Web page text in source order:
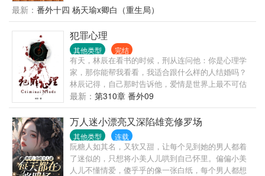
勿带脑子，主打一个爽文，愉快恋爱，双向奔赴，甜
宠。前期有轻虐身，不虐心。全程甜宠～这是什么人
间疾苦！林默欲哭无泪，刚刚升任大区总监的他在庆
功宴上就被电晕，醒过来竟然在皇帝苏景皓的榻上！
成了皇帝的暗卫！差点就成了男宠！“我不要做男
宠。”“好，升暗卫统领。”“我要出任务。”“好，不许受
伤。”见过皇帝保护暗卫的吗！那要暗卫做什么！职业
自尊心稀碎——“北国叛乱，我要做将军。”“好，许你
千军万马，但要为朕完璧而归。”一边罚一边心疼落泪
完成，可以回现代世界升官发财娶老婆了。凌漠：他
为我掉这么多泪，我还他一生一世——
最新： 番外十四 杨天瑜x卿白（重生局）
犯罪心理
其他类型 完结
有天，林辰在看书的时候，刑从连问他：你是心理学
家，那你能帮我看看，我适合跟什么样的人结婚吗？
林辰记得，自己那时告诉他，爱情是世界上最不可估
量的东西，就算是心理学家也无法预测，因为人与人
的相爱过程中充满了无数变量。刑从连又问，什么是
变量？林辰那时想，变量就是，我以为你只是个普通
的警察，最喜欢在大排档开一瓶啤酒吃小龙虾，却不
知道，你原来是……；又或者说，变量是，我不知道
我会爱上你，也不知道，你何时会爱上我。
最新： 第310章 番外09
万人迷小漂亮又深陷雄竞修罗场
其他类型 连载
阮糖人如其名，又软又甜，让每个见到她的男人都着
了迷似的，只想将小美人儿哄到自己怀里。偏偏小美
人儿不懂情爱，傻乎乎的像一张白纸，每个男人都想